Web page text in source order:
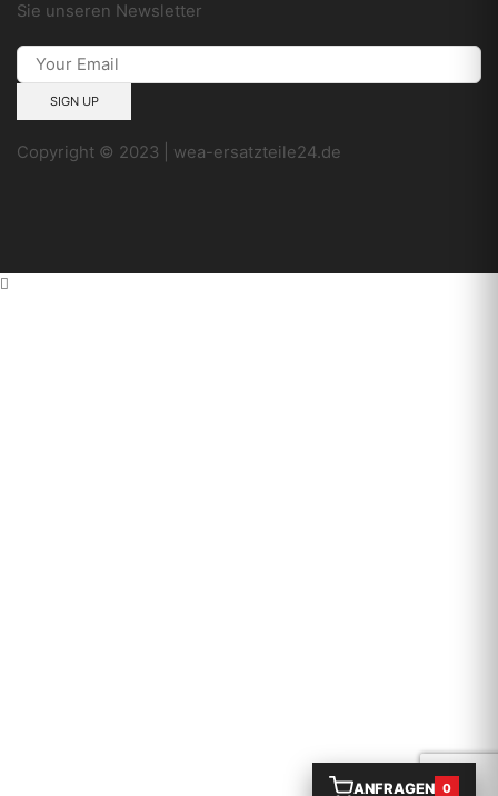
Sie unseren Newsletter
Copyright © 2023 | wea-ersatzteile24.de
ANFRAGEN 0